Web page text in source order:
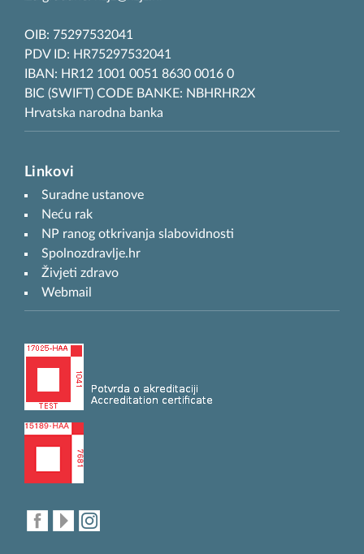
OIB: 75297532041
PDV ID: HR75297532041
IBAN: HR12 1001 0051 8630 0016 0
BIC (SWIFT) CODE BANKE: NBHRHR2X
Hrvatska narodna banka
Linkovi
Suradne ustanove
Neću rak
NP ranog otkrivanja slabovidnosti
Spolnozdravlje.hr
Živjeti zdravo
Webmail